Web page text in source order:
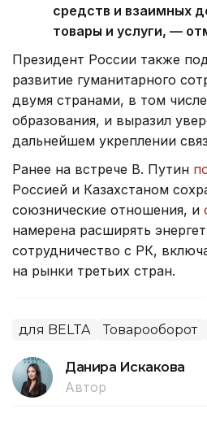
средств и взаимных
товары и услуги, —
Президент России также
развитие гуманитарного
двумя странами, в том
образования, и выразил
дальнейшем укреплении
Ранее на встрече В. Путин
Россией и Казахстаном
союзнические отношения, и
намерена расширять
сотрудничество с РК,
на рынки третьих стран.
для BELTA Товарооборот
Данира Искакова
Автор